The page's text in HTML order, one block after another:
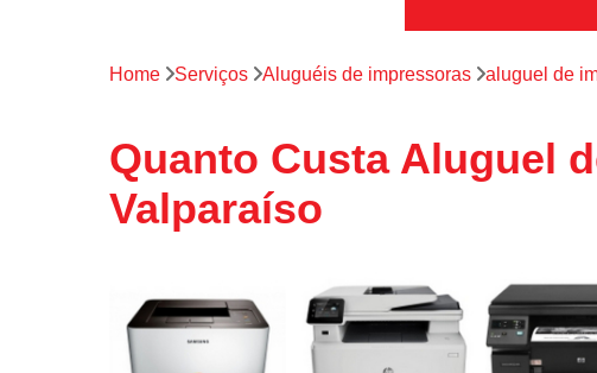
Home Serviços Aluguéis de impressoras aluguel de
Quanto Custa Aluguel
Valparaíso